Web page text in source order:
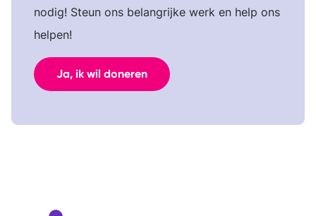
nodig! Steun ons belangrijke werk en help ons
helpen!
Ja, ik wil doneren